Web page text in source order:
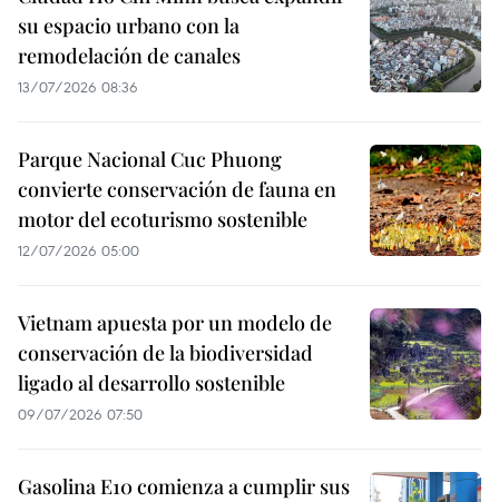
su espacio urbano con la
remodelación de canales
13/07/2026 08:36
Parque Nacional Cuc Phuong
convierte conservación de fauna en
motor del ecoturismo sostenible
12/07/2026 05:00
Vietnam apuesta por un modelo de
conservación de la biodiversidad
ligado al desarrollo sostenible
09/07/2026 07:50
Gasolina E10 comienza a cumplir sus